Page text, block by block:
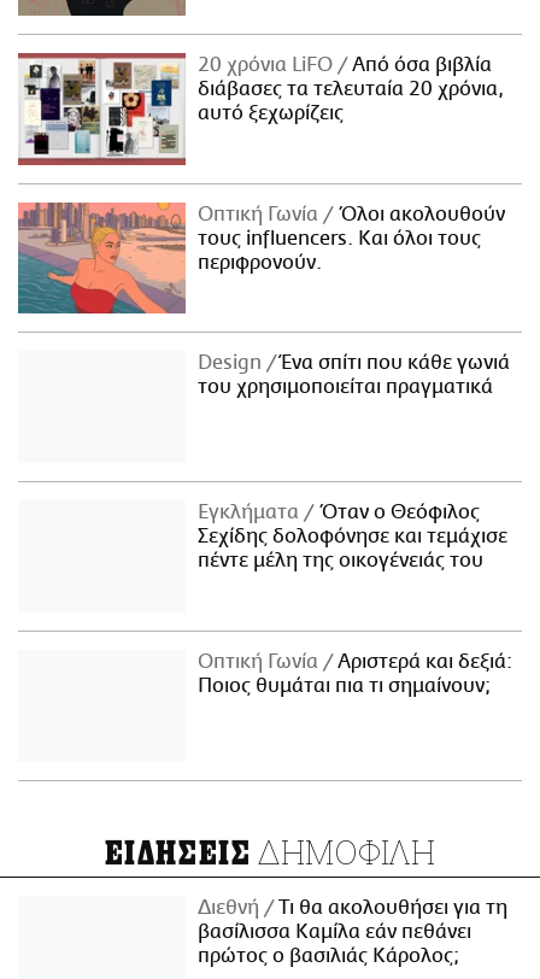
20 χρόνια LiFO
Από όσα βιβλία
διάβασες τα τελευταία 20 χρόνια,
αυτό ξεχωρίζεις
Οπτική Γωνία
Όλοι ακολουθούν
τους influencers. Και όλοι τους
περιφρονούν.
Design
Ένα σπίτι που κάθε γωνιά
του χρησιμοποιείται πραγματικά
Εγκλήματα
Όταν ο Θεόφιλος
Σεχίδης δολοφόνησε και τεμάχισε
πέντε μέλη της οικογένειάς του
Οπτική Γωνία
Αριστερά και δεξιά:
Ποιος θυμάται πια τι σημαίνουν;
ΕΙΔΗΣΕΙΣ ΔΗΜΟΦΙΛΗ
Διεθνή
Τι θα ακολουθήσει για τη
βασίλισσα Καμίλα εάν πεθάνει
πρώτος ο βασιλιάς Κάρολος;